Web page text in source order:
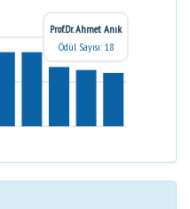
Prof.Dr. Ahmet Anık
Ödül Sayısı: 18